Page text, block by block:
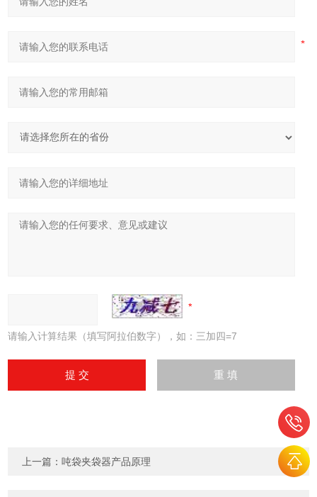
请输入计算结果（填写阿拉伯数字），如：三加四=7
上一篇：吨袋夹袋器产品原理